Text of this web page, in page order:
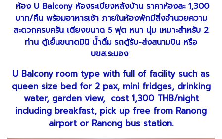
ห้อง U Balcony ห้องระเบียงหลังบ้าน ราคาห้องละ 1,300
บาท/คืน พร้อมอาหารเช้า ภายในห้องพักมีสิ่งอำนวยความ
สะดวกครบครัน เตียงขนาด 5 ฟุต หนา นุ่ม เหมาะสำหรับ 2
ท่าน ตู้เย็นขนาดมินิ น้ำดื่ม รถตู้รับ-ส่งสนามบิน หรือ
บขส.ระนอง
U Balcony room type with full of facility such as
queen size bed for 2 pax, mini fridges, drinking
water, garden view, cost 1,300 THB/night
including breakfast, pick up free from Ranong
airport or Ranong bus station.